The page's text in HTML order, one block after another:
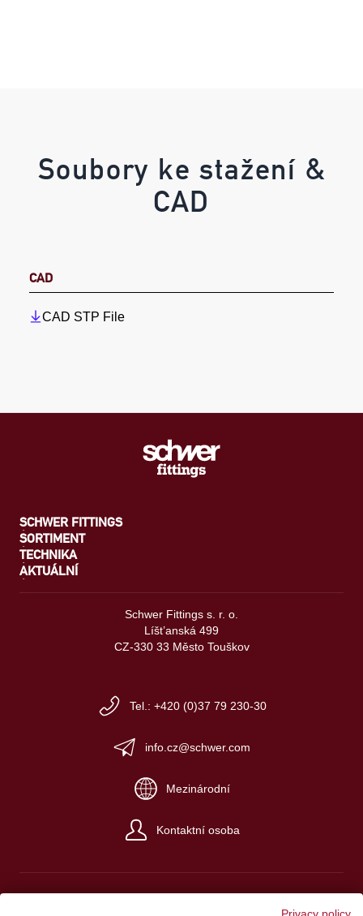
Soubory ke stažení &
CAD
CAD
CAD STP File
SCHWER FITTINGS
SORTIMENT
TECHNIKA
AKTUÁLNÍ
Schwer Fittings s. r. o.
Líšt’anská 499
CZ-330 33 Město Touškov
Tel.: +420 (0)37 79 230-30
info.cz@schwer.com
Mezinárodní
Kontaktní osoba